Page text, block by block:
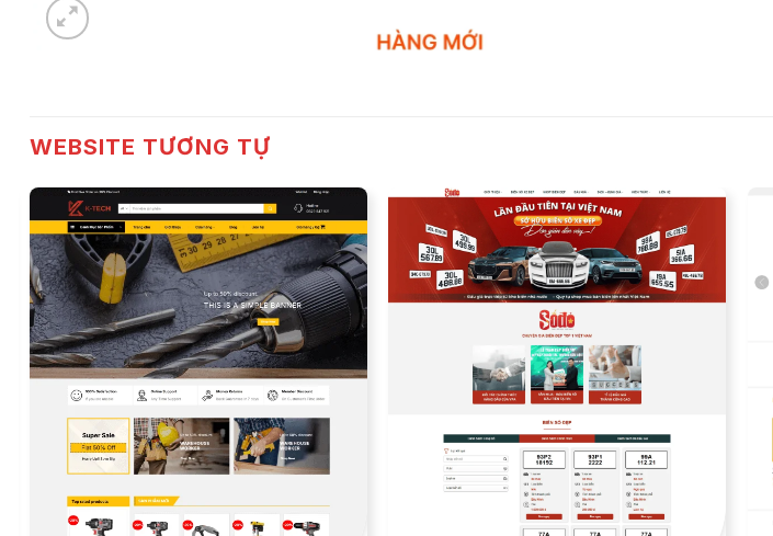
WEBSITE TƯƠNG TỰ
ĐẶT MẪU
XEM DEMO
ĐẶT MẪU
XEM DEMO